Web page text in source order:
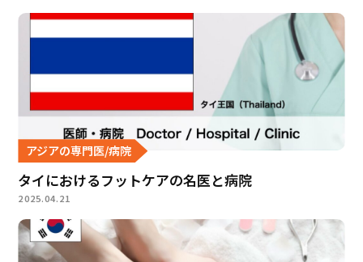
アジアの専門医/病院
タイにおけるフットケアの名医と病院
2025.04.21